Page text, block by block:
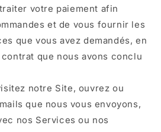
votre paiement afin
et de vous fournir les
que vous avez demandés, en
que nous avons conclu
notre Site, ouvrez ou
que nous vous envoyons,
nos Services ou nos